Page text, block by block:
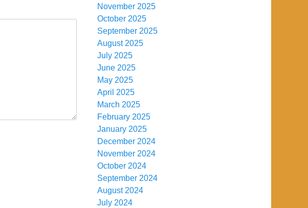
November 2025
October 2025
September 2025
August 2025
July 2025
June 2025
May 2025
April 2025
March 2025
February 2025
January 2025
December 2024
November 2024
October 2024
September 2024
August 2024
July 2024